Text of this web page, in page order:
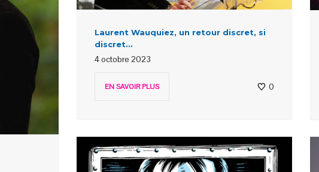
Laurent Wauquiez, un retour discret, si
discret…
4 octobre 2023
EN SAVOIR PLUS 0